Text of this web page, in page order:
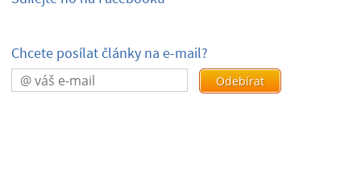
Chcete posílat články na e-mail?